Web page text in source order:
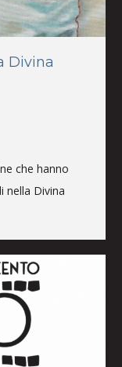
Divina
che hanno
nella Divina